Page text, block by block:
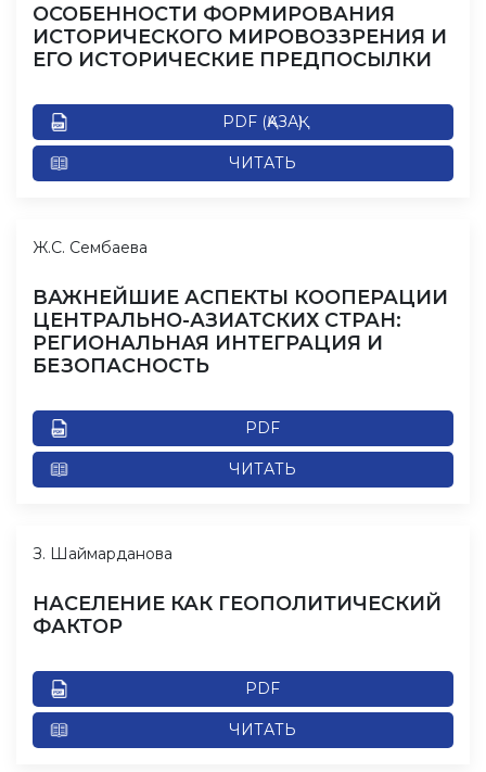
ОСОБЕННОСТИ ФОРМИРОВАНИЯ
ИСТОРИЧЕСКОГО МИРОВОЗЗРЕНИЯ И
ЕГО ИСТОРИЧЕСКИЕ ПРЕДПОСЫЛКИ
PDF (ҚАЗАҚ)
ЧИТАТЬ
Ж.С. Сембаева
ВАЖНЕЙШИЕ АСПЕКТЫ КООПЕРАЦИИ
ЦЕНТРАЛЬНО-АЗИАТСКИХ СТРАН:
РЕГИОНАЛЬНАЯ ИНТЕГРАЦИЯ И
БЕЗОПАСНОСТЬ
PDF
ЧИТАТЬ
З. Шаймaрданова
НАСЕЛЕНИЕ КАК ГЕОПОЛИТИЧЕСКИЙ
ФАКТОР
PDF
ЧИТАТЬ